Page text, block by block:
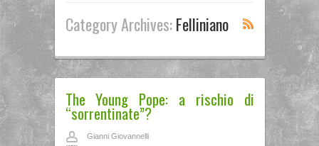
Category Archives:Felliniano
The Young Pope: a rischio di
“sorrentinate”?
Gianni Giovannelli